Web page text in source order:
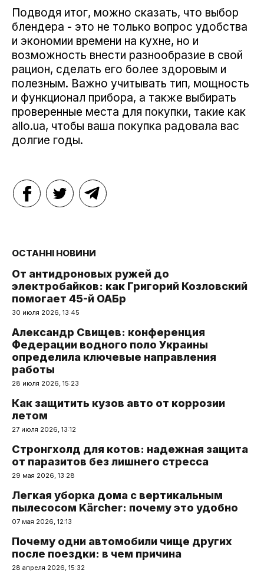
Подводя итог, можно сказать, что выбор
блендера - это не только вопрос удобства
и экономии времени на кухне, но и
возможность внести разнообразие в свой
рацион, сделать его более здоровым и
полезным. Важно учитывать тип, мощность
и функционал прибора, а также выбирать
проверенные места для покупки, такие как
allo.ua, чтобы ваша покупка радовала вас
долгие годы.
ОСТАННІ НОВИНИ
От антидроновых ружей до
электробайков: как Григорий Козловский
помогает 45-й ОАБр
30 июля 2026, 13:45
Александр Свищев: конференция
Федерации водного поло Украины
определила ключевые направления
работы
28 июля 2026, 15:23
Как защитить кузов авто от коррозии
летом
27 июля 2026, 13:12
Стронгхолд для котов: надежная защита
от паразитов без лишнего стресса
29 мая 2026, 13:28
Легкая уборка дома с вертикальным
пылесосом Kärcher: почему это удобно
07 мая 2026, 12:13
Почему одни автомобили чище других
после поездки: в чем причина
28 апреля 2026, 15:32